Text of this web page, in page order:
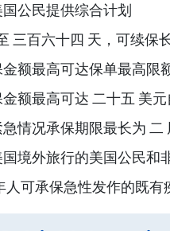
公民提供综合计划
三百六十四 天，可续保
额最高可达保单最高限
额最高可达 二十五 美元
情况承保期限最长为 二
境外旅行的美国公民和
可承保急性发作的既有